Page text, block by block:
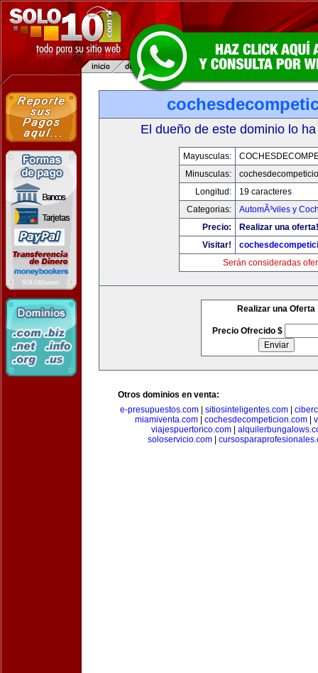
El dueño de este dominio lo
Mayusculas:
Minusculas:
Longitud:
19 caracteres
Categorias:
AutomÃ³viles y
Precio:
Realizar una oferta!
Visitar!
Serán consideradas
Realizar una Oferta
Precio Ofrecido $
Otros dominios en venta:
e-presupuestos.com
sitiosinteligentes.com
miamiventa.com
cochesdecompeticion.com
viajespuertorico.com|
soloservicio.com|